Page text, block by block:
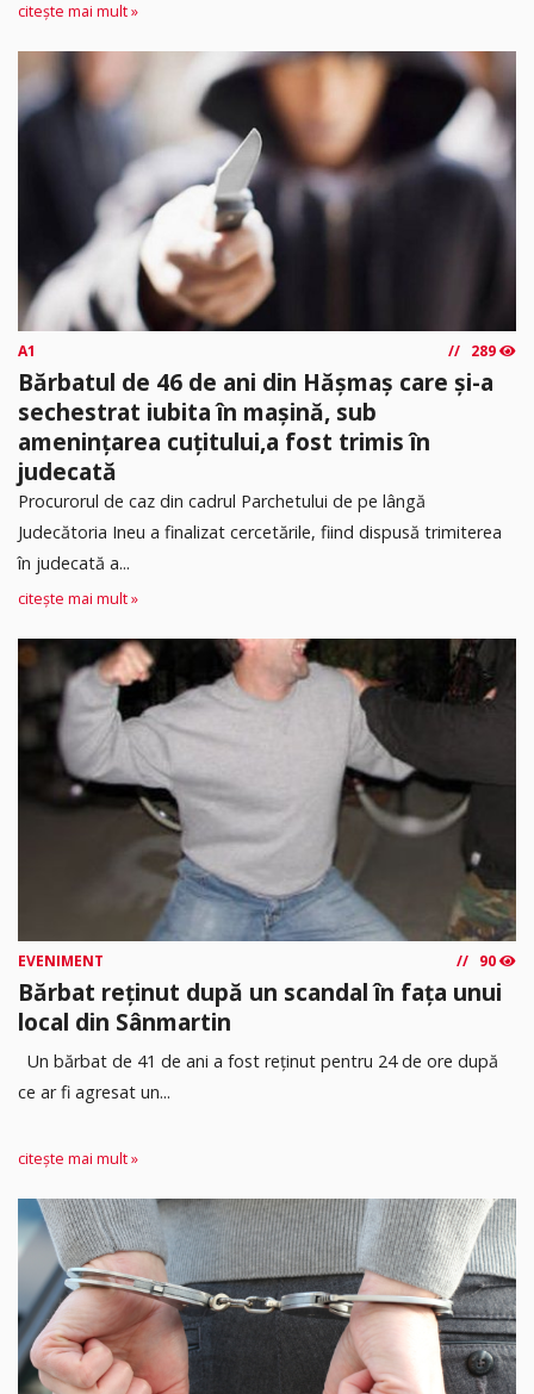
citește mai mult »
A1 289
Bărbatul de 46 de ani din Hășmaș care și-a
sechestrat iubita în mașină, sub
amenințarea cuțitului,a fost trimis în
judecată
Procurorul de caz din cadrul Parchetului de pe lângă
Judecătoria Ineu a finalizat cercetările, fiind dispusă trimiterea
în judecată a...
citește mai mult »
EVENIMENT 90
Bărbat reținut după un scandal în fața unui
local din Sânmartin
Un bărbat de 41 de ani a fost reținut pentru 24 de ore după
ce ar fi agresat un...
citește mai mult »